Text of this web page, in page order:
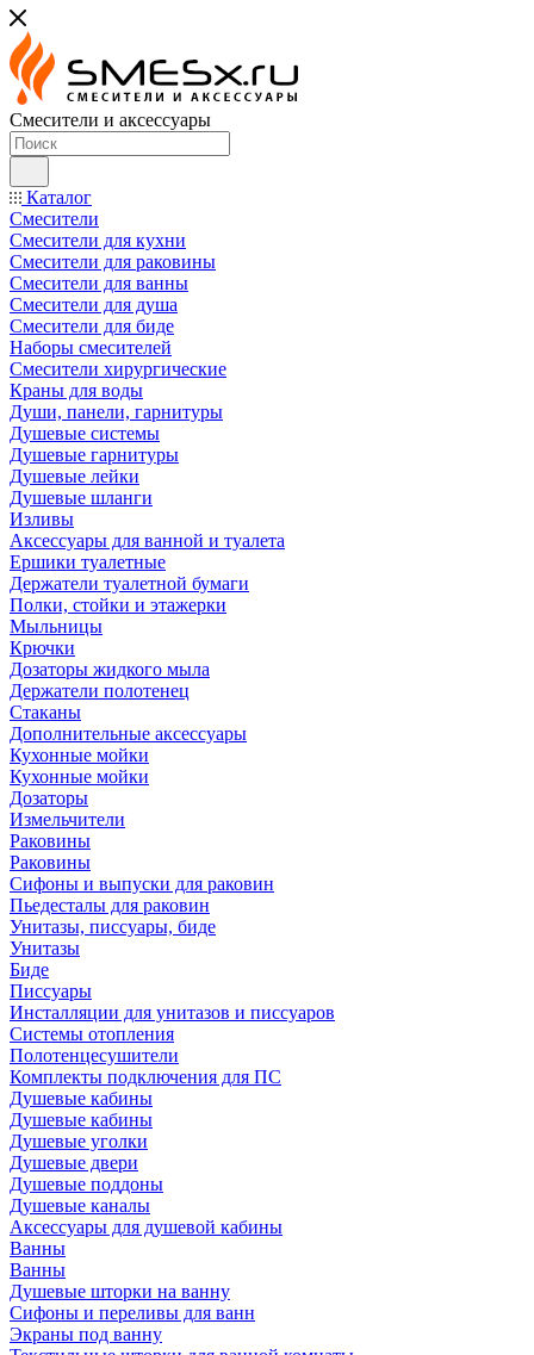
Смесители и аксессуары
Каталог
Смесители
Смесители для кухни
Смесители для раковины
Смесители для ванны
Смесители для душа
Смесители для биде
Наборы смесителей
Смесители хирургические
Краны для воды
Души, панели, гарнитуры
Душевые системы
Душевые гарнитуры
Душевые лейки
Душевые шланги
Изливы
Аксессуары для ванной и туалета
Ершики туалетные
Держатели туалетной бумаги
Полки, стойки и этажерки
Мыльницы
Крючки
Дозаторы жидкого мыла
Держатели полотенец
Стаканы
Дополнительные аксессуары
Кухонные мойки
Кухонные мойки
Дозаторы
Измельчители
Раковины
Раковины
Сифоны и выпуски для раковин
Пьедесталы для раковин
Унитазы, писсуары, биде
Унитазы
Биде
Писсуары
Инсталляции для унитазов и писсуаров
Системы отопления
Полотенцесушители
Комплекты подключения для ПС
Душевые кабины
Душевые кабины
Душевые уголки
Душевые двери
Душевые поддоны
Душевые каналы
Аксессуары для душевой кабины
Ванны
Ванны
Душевые шторки на ванну
Сифоны и переливы для ванн
Экраны под ванну